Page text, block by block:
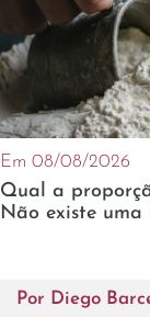
Em 08/08/2026
Qual a
Não existe uma
Por Diego